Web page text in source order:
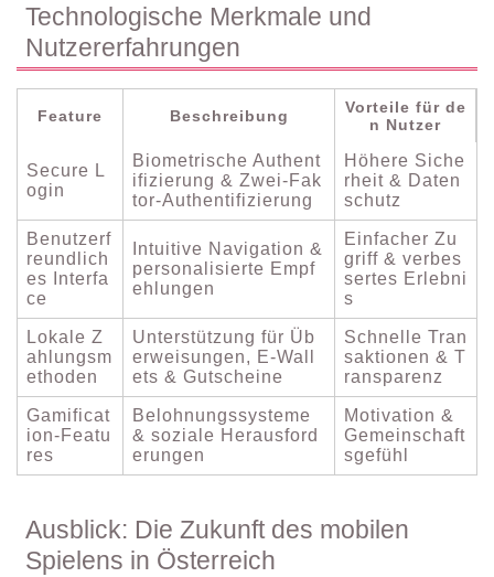
Technologische Merkmale und
Nutzererfahrungen
Feature Beschreibung
Vorteile für de
n Nutzer
Secure L
ogin
Biometrische Authent
ifizierung & Zwei-Fak
tor-Authentifizierung
Höhere Siche
rheit & Daten
schutz
Benutzerf
reundlich
es Interfa
ce
Intuitive Navigation &
personalisierte Empf
ehlungen
Einfacher Zu
griff & verbes
sertes Erlebni
s
Lokale Z
ahlungsm
ethoden
Unterstützung für Üb
erweisungen, E-Wall
ets & Gutscheine
Schnelle Tran
saktionen & T
ransparenz
Gamificat
ion-Featu
res
Belohnungssysteme
& soziale Herausford
erungen
Motivation &
Gemeinschaft
sgefühl
Ausblick: Die Zukunft des mobilen
Spielens in Österreich